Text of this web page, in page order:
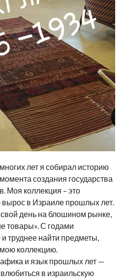
лет я собирал историю
создания государства
Моя коллекция – это
вырос в Израиле прошлых лет.
день на блошином рынке,
товары». С годами
труднее найти предметы,
коллекцию.
и язык прошлых лет —
в израильскую